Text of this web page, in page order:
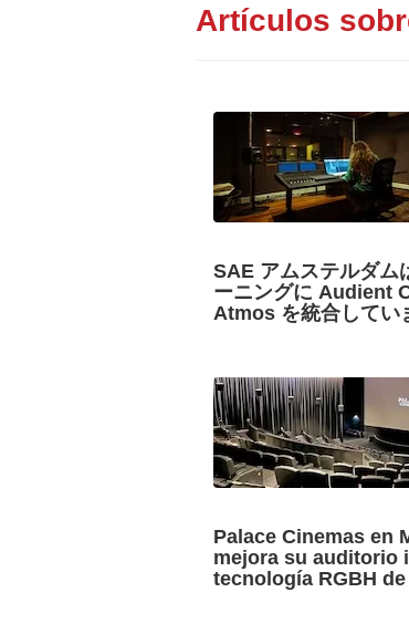
Artículos
SAE アムステルダム
ーニングに Audient
Atmos を統合してい
SAE インスティテュート
は、新しいドルビー アト
ームのハブとして
教育インフラを強化し、...
Palace Cinemas en
mejora su auditorio
tecnología RGBH